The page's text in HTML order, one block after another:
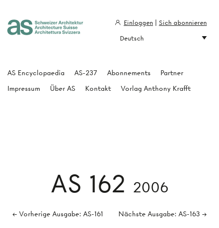
AS 162 2006
← Vorherige Ausgabe: AS-161 Nächste Ausgabe: AS-163 →
AS Encyclopaedia AS-237 Abonnements
Partner
Impressum
Über AS Kontakt Vorlag Anthony Krafft
Einloggen
Sich abonnieren
Deutsch